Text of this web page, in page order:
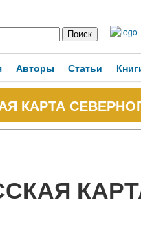
Авторы Статьи
КАРТА